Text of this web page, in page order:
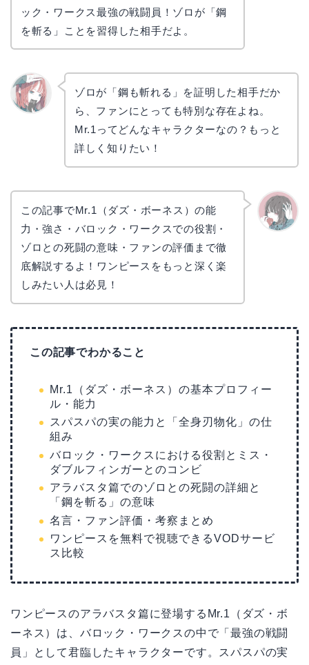
ック・ワークス最強の戦闘員！ゾロが「鋼
を斬る」ことを習得した相手だよ。
ゾロが「鋼も斬れる」を証明した相手だか
ら、ファンにとっても特別な存在よね。
Mr.1ってどんなキャラクターなの？もっと
詳しく知りたい！
この記事でMr.1（ダズ・ボーネス）の能
力・強さ・バロック・ワークスでの役割・
ゾロとの死闘の意味・ファンの評価まで徹
底解説するよ！ワンピースをもっと深く楽
しみたい人は必見！
この記事でわかること
Mr.1（ダズ・ボーネス）の基本プロフィー
ル・能力
スパスパの実の能力と「全身刃物化」の仕
組み
バロック・ワークスにおける役割とミス・
ダブルフィンガーとのコンビ
アラバスタ篇でのゾロとの死闘の詳細と
「鋼を斬る」の意味
名言・ファン評価・考察まとめ
ワンピースを無料で視聴できるVODサービ
ス比較
ワンピースのアラバスタ篇に登場するMr.1（ダズ・ボ
ーネス）は、バロック・ワークスの中で「最強の戦闘
員」として君臨したキャラクターです。スパスパの実